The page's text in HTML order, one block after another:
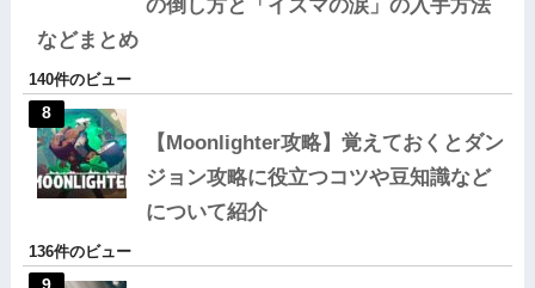
の倒し方と「イズマの涙」の入手方法
などまとめ
140件のビュー
【Moonlighter攻略】覚えておくとダン
ジョン攻略に役立つコツや豆知識など
について紹介
136件のビュー